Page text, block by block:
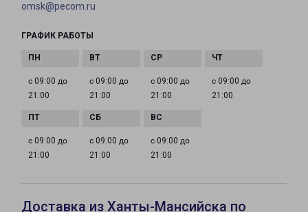
omsk@pecom.ru
ГРАФИК РАБОТЫ
с 09:00 до
21:00
с 09:00 до
21:00
с 09:00 до
21:00
с 09:00 до
21:00
с 09:00 до
21:00
с 09:00 до
21:00
с 09:00 до
21:00
Доставка из Ханты-Мансийска по